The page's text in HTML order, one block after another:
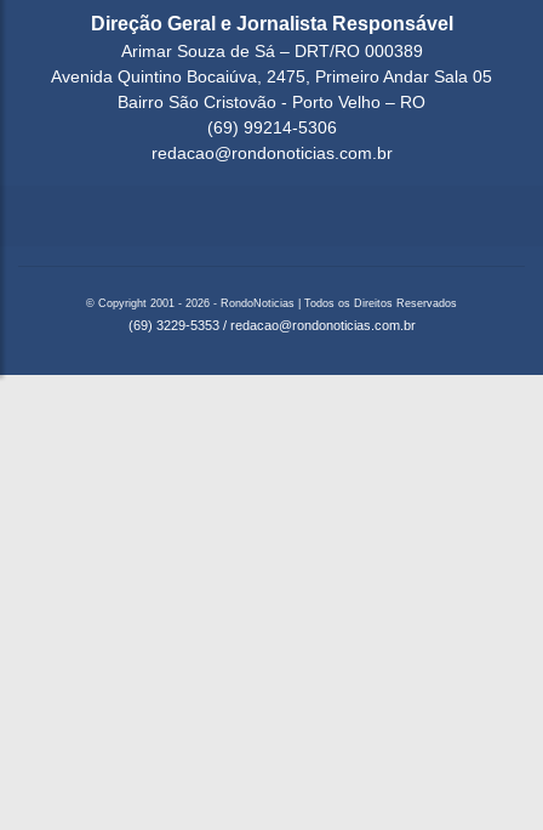
Direção Geral e Jornalista Responsável
Arimar Souza de Sá – DRT/RO 000389
Avenida Quintino Bocaiúva, 2475, Primeiro Andar Sala 05
Bairro São Cristovão - Porto Velho – RO
(69) 99214-5306
redacao@rondonoticias.com.br
© Copyright 2001 - 2026 - RondoNoticias | Todos os Direitos Reservados
(69) 3229-5353 / redacao@rondonoticias.com.br